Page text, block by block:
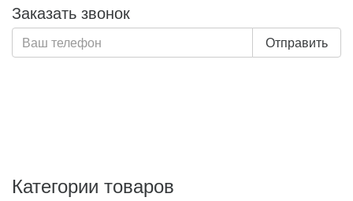
Заказать звонок
Отправить
Категории товаров